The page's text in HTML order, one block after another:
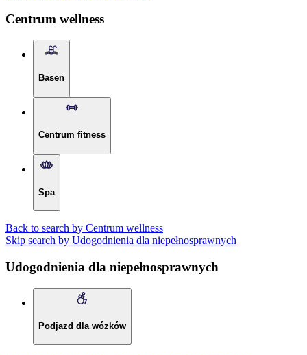
Centrum wellness
Basen
Centrum fitness
Spa
Back to search by Centrum wellness
Skip search by Udogodnienia dla niepełnosprawnych
Udogodnienia dla niepełnosprawnych
Podjazd dla wózków